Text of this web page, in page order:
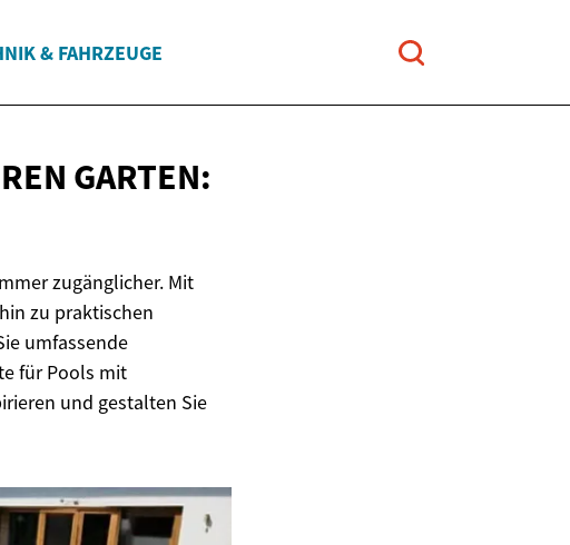
& FAHRZEUGE
GARTEN:
zugänglicher. Mit
zu praktischen
umfassende
für Pools mit
und gestalten Sie